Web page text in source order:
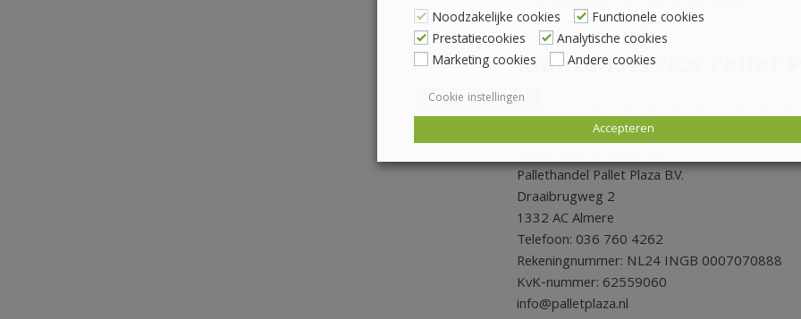
Ten slotte een goede service
Klantenservice Pallet
Heeft u vragen over uw bestelling? Of over
onze klantenservice. Wij zijn op werkdagen
Pallethandel Pallet Plaza B.V.
Draaibrugweg 2
1332 AC Almere
Telefoon: 036 760 4262
Rekeningnummer: NL24 INGB 0007070888
KvK-nummer: 62559060
info@palletplaza.nl
Noodzakelijke cookies
Functionele cookies
Prestatiecookies
Analytische cookies
Marketing cookies
Andere cookies
Cookie instellingen
Accepteren